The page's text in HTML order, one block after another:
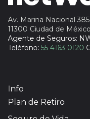
Av. Marina Nacional
11300 Ciudad de
Agente de Seguros:
Teléfono: 55 4163 0120
Info
Plan de Retiro